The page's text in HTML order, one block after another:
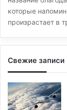
которые
произрастает в
Свежие записи